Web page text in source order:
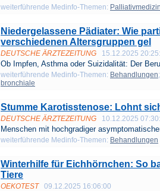
weiterführende Medinfo-Themen:
Niedergelassene Pädiater: Wie
verschiedenen Altersgruppen gel
DEUTSCHE ÄRZTEZEITUNG 15.12.2025
Ob Impfen, Asthma oder Suizidalität: Der
weiterführende Medinfo-Themen: Behandlungen
bronchiale
Stumme Karotisstenose: Lohnt
DEUTSCHE ÄRZTEZEITUNG 10.12.2025
Menschen mit hochgradiger
weiterführende Medinfo-Themen: Behandlungen
Winterhilfe für Eichhörnchen: So
Tiere
OEKOTEST 09.12.2025 16:06:00